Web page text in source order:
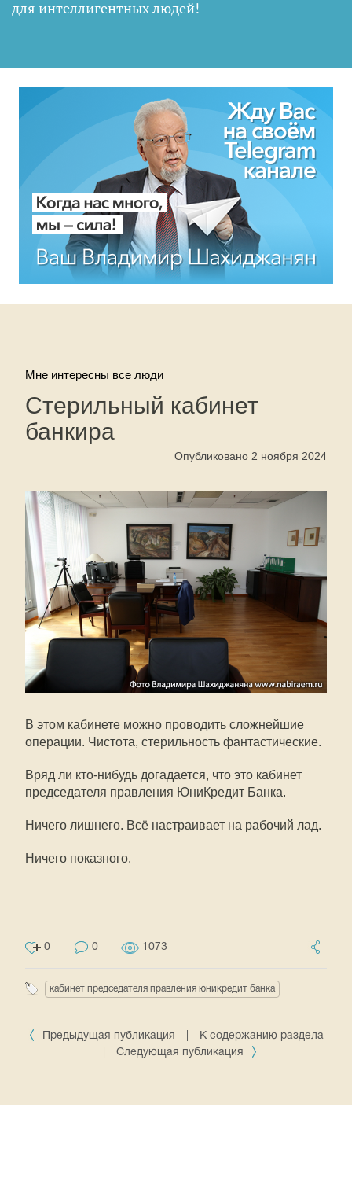
для интеллигентных людей!
Мне интересны все люди
Стерильный кабинет
банкира
Опубликовано 2 ноября 2024
В этом кабинете можно проводить сложнейшие
операции. Чистота, стерильность фантастические.
Вряд ли кто-нибудь догадается, что это кабинет
председателя правления ЮниКредит Банка.
Ничего лишнего. Всё настраивает на рабочий лад.
Ничего показного.
0 0 1073
кабинет председателя правления юникредит банка
Предыдущая публикация
К содержанию раздела
Следующая публикация